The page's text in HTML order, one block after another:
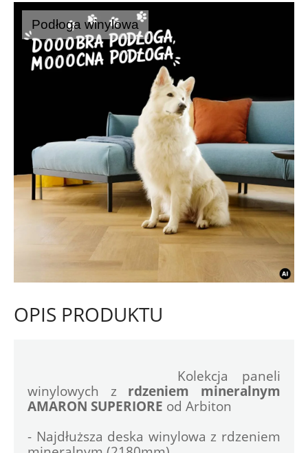
Podłoga winylowa
OPIS PRODUKTU
winylowych z rdzeniem mineralnym
AMARON SUPERIORE od Arbiton
- Najdłuższa deska winylowa z rdzeniem